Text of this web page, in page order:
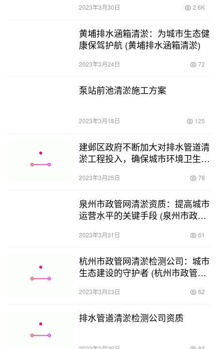
2023年3月30日 2.6K
黄埔排水涵箱清淤：为城市生态健
康保驾护航 (黄埔排水涵箱清淤)
2023年3月24日 72
泵站前池清淤施工方案
2023年3月18日 125
建邺区政府不断加大对排水管道清
淤工程投入，确保城市环境卫生和
清淤工程)
2023年3月25日 76
泉州市政管网清淤资质：提高城市
运营水平的关键手段 (泉州市政管
2023年3月31日 61
杭州市政管网清淤检测公司：城市
生态建设的守护者 (杭州市政管网
2023年3月23日 62
排水管道清淤检测公司资质